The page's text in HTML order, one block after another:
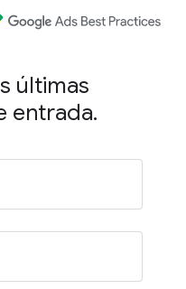
últimas
entrada.